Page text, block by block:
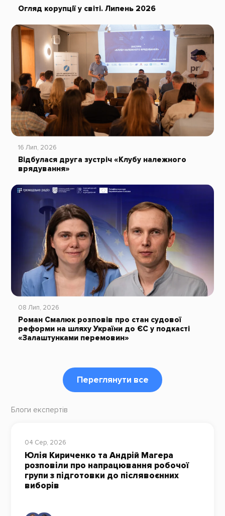
Огляд корупції у світі. Липень 2026
16 Лип, 2026
Відбулася друга зустріч «Клубу належного
врядування»
08 Лип, 2026
Роман Смалюк розповів про стан судової
реформи на шляху України до ЄС у подкасті
«Залаштунками перемовин»
Переглянути все
Блоги експертів
04 Сер, 2026
Юлія Кириченко та Андрій Магера
розповіли про напрацювання робочої
групи з підготовки до післявоєнних
виборів